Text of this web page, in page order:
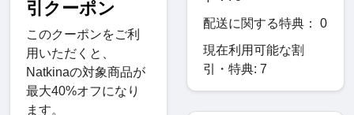
引クーポン
このクーポンをご利
用いただくと、
Natkinaの対象商品が
最大40%オフになり
ます。
配送に関する特典： 0
現在利用可能な割
引・特典: 7